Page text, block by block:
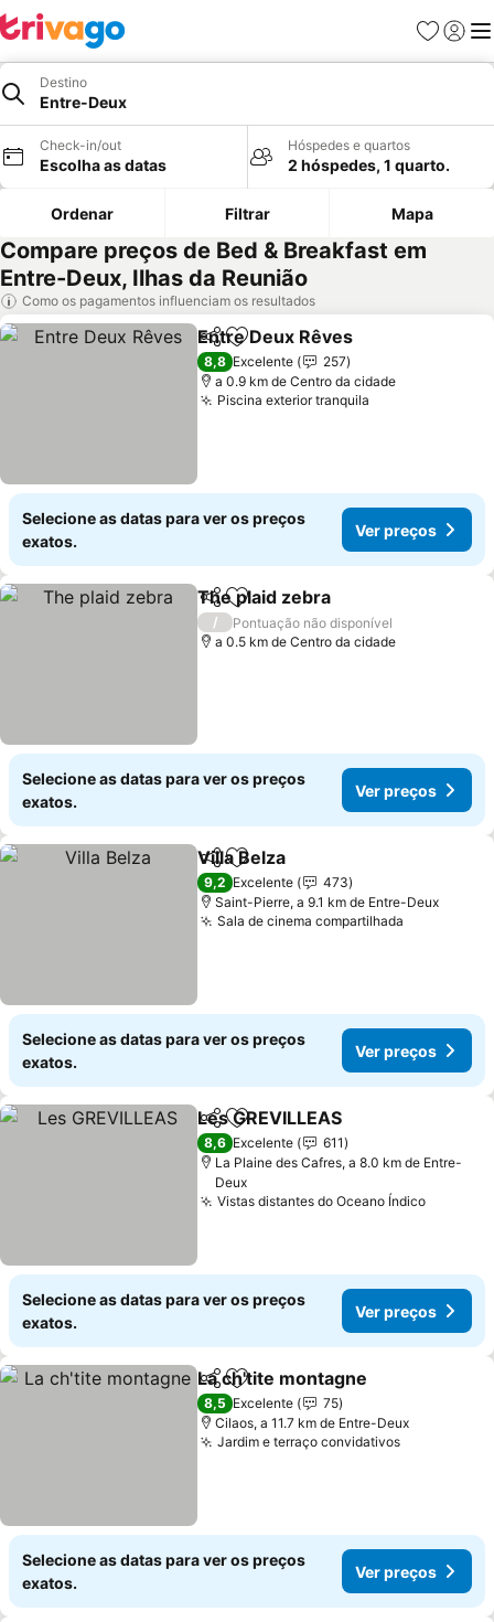
Favoritos
Iniciar
Destino
Entre-Deux
Check-in/out
Escolha as datas
Hóspedes e quartos
2 hóspedes, 1 quarto.
Ordenar Filtrar Mapa
Compare preços de Bed & Breakfast em
Entre-Deux, Ilhas da Reunião
Como os pagamentos influenciam os resultados
PartilharAdicionar aos favoritos
Entre Deux Rêves
8,8 Excelente
257
a 0.9 km de Centro da cidade
Piscina exterior tranquila
Selecione as datas para ver os preços
exatos.
Ver preços
PartilharAdicionar aos favoritos
The plaid zebra
/
Pontuação não disponível
a 0.5 km de Centro da cidade
Selecione as datas para ver os preços
exatos.
Ver preços
PartilharAdicionar aos favoritos
Villa Belza
9,2 Excelente
473
Saint-Pierre, a 9.1 km de Entre-Deux
Sala de cinema compartilhada
Selecione as datas para ver os preços
exatos.
Ver preços
PartilharAdicionar aos favoritos
Les GREVILLEAS
8,6 Excelente
611
La Plaine des Cafres, a 8.0 km de Entre-
Deux
Vistas distantes do Oceano Índico
Selecione as datas para ver os preços
exatos.
Ver preços
PartilharAdicionar aos favoritos
La ch'tite montagne
8,5 Excelente
75
Cilaos, a 11.7 km de Entre-Deux
Jardim e terraço convidativos
Selecione as datas para ver os preços
exatos.
Ver preços